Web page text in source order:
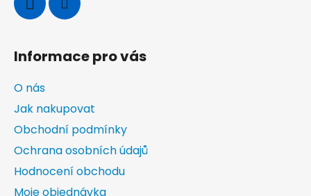
Informace pro vás
O nás
Jak nakupovat
Obchodní podmínky
Ochrana osobních údajů
Hodnocení obchodu
Moje objednávka